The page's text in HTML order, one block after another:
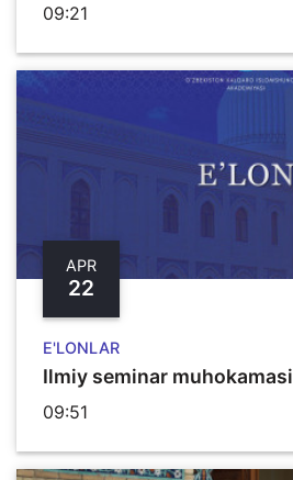
09:21
APR
22
E'LONLAR
Ilmiy seminar muhokamasi
09:51